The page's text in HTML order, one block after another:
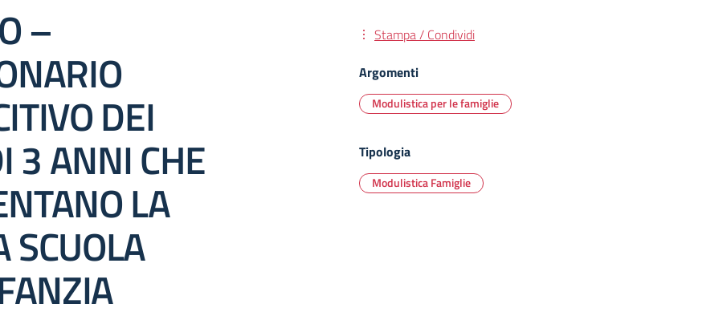
–
DEI
3 ANNI CHE
LA
SCUOLA
Stampa / Condividi
Argomenti
Modulistica per le famiglie
Tipologia
Modulistica Famiglie